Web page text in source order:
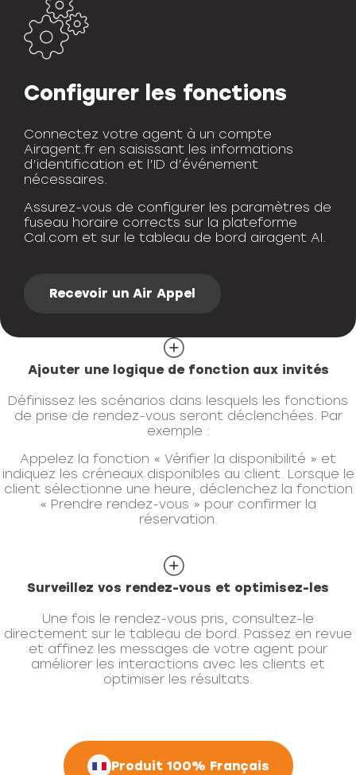
Configurer les fonctions
Connectez votre agent à un compte
Airagent.fr en saisissant les informations
d’identification et l’ID d’événement
nécessaires.
Assurez-vous de configurer les paramètres de
fuseau horaire corrects sur la plateforme
Cal.com et sur le tableau de bord airagent AI.
Recevoir un Air Appel
Ajouter une logique de fonction aux invités
Définissez les scénarios dans lesquels les fonctions
de prise de rendez-vous seront déclenchées. Par
exemple :
Appelez la fonction « Vérifier la disponibilité » et
indiquez les créneaux disponibles au client. Lorsque le
client sélectionne une heure, déclenchez la fonction
« Prendre rendez-vous » pour confirmer la
réservation.
Surveillez vos rendez-vous et optimisez-les
Une fois le rendez-vous pris, consultez-le
directement sur le tableau de bord. Passez en revue
et affinez les messages de votre agent pour
améliorer les interactions avec les clients et
optimiser les résultats.
Produit 100% Français